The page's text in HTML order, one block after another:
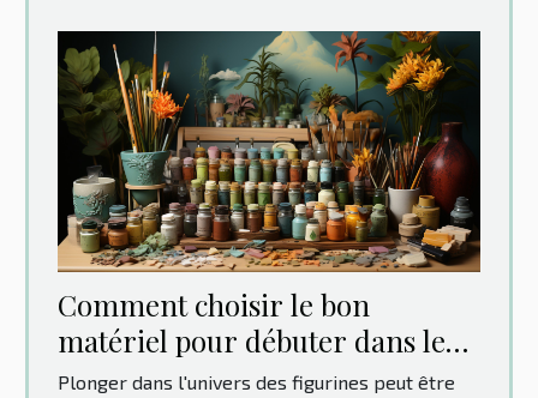
Comment choisir le bon
matériel pour débuter dans le
monde des figurines
Plonger dans l'univers des figurines peut être